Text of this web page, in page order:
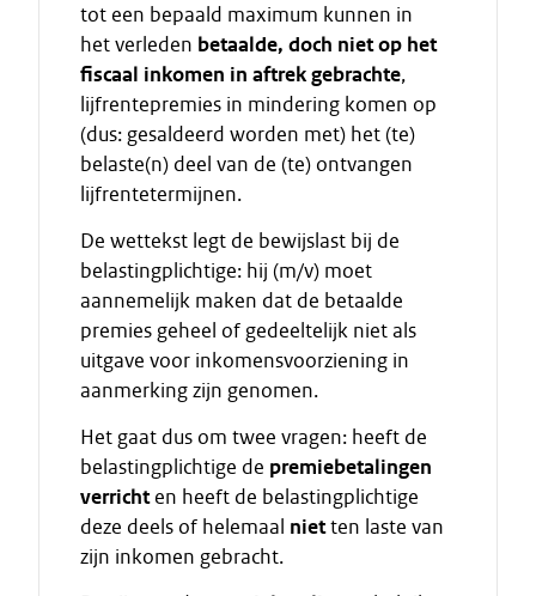
tot een bepaald maximum kunnen in
het verleden betaalde, doch niet op het
fiscaal inkomen in aftrek gebrachte,
lijfrentepremies in mindering komen op
(dus: gesaldeerd worden met) het (te)
belaste(n) deel van de (te) ontvangen
lijfrentetermijnen.
De wettekst legt de bewijslast bij de
belastingplichtige: hij (m/v) moet
aannemelijk maken dat de betaalde
premies geheel of gedeeltelijk niet als
uitgave voor inkomensvoorziening in
aanmerking zijn genomen.
Het gaat dus om twee vragen: heeft de
belastingplichtige de premiebetalingen
verrichten heeft de belastingplichtige
deze deels of helemaal nietten laste van
zijn inkomen gebracht.